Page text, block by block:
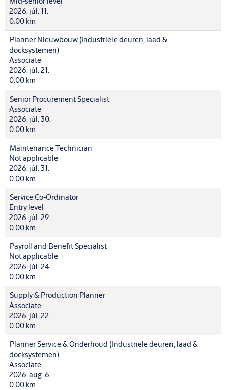
2026. júl. 11.
0.00 km
Planner Nieuwbouw (Industriele deuren, laad &
docksystemen)
Associate
2026. júl. 21.
0.00 km
Senior Procurement Specialist
Associate
2026. júl. 30.
0.00 km
Maintenance Technician
Not applicable
2026. júl. 31.
0.00 km
Service Co-Ordinator
Entry level
2026. júl. 29.
0.00 km
Payroll and Benefit Specialist
Not applicable
2026. júl. 24.
0.00 km
Supply & Production Planner
Associate
2026. júl. 22.
0.00 km
Planner Service & Onderhoud (Industriele deuren, laad &
docksystemen)
Associate
2026. aug. 6.
0.00 km